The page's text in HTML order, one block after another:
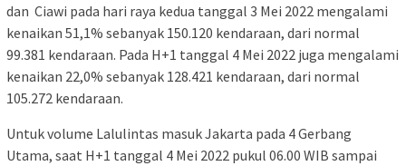
dan Ciawi pada hari raya kedua tanggal 3 Mei 2022 mengalami
kenaikan 51,1% sebanyak 150.120 kendaraan, dari normal
99.381 kendaraan. Pada H+1 tanggal 4 Mei 2022 juga mengalami
kenaikan 22,0% sebanyak 128.421 kendaraan, dari normal
105.272 kendaraan.
Untuk volume Lalulintas masuk Jakarta pada 4 Gerbang
Utama, saat H+1 tanggal 4 Mei 2022 pukul 06.00 WIB sampai